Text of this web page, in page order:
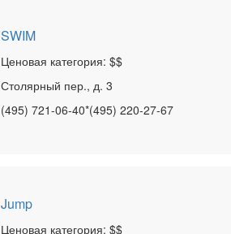
SWIM
Ценовая категория: $$
Столярный пер., д. 3
(495) 721-06-40*(495) 220-27-67
Jump
Ценовая категория: $$